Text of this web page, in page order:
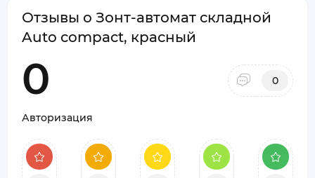
Отзывы о Зонт-автомат складной
Auto compact, красный
0 0
Авторизация